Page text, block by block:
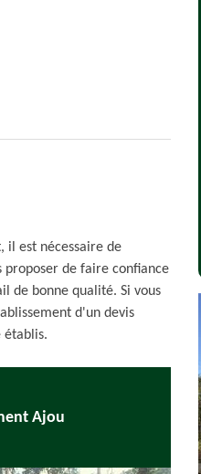
il est nécessaire de
proposer de faire confiance
de bonne qualité. Si vous
d'un devis
établis.
Ajou